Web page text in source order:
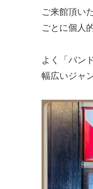
ご来館頂い
ごとに個人
よく「バン
幅広いジャ